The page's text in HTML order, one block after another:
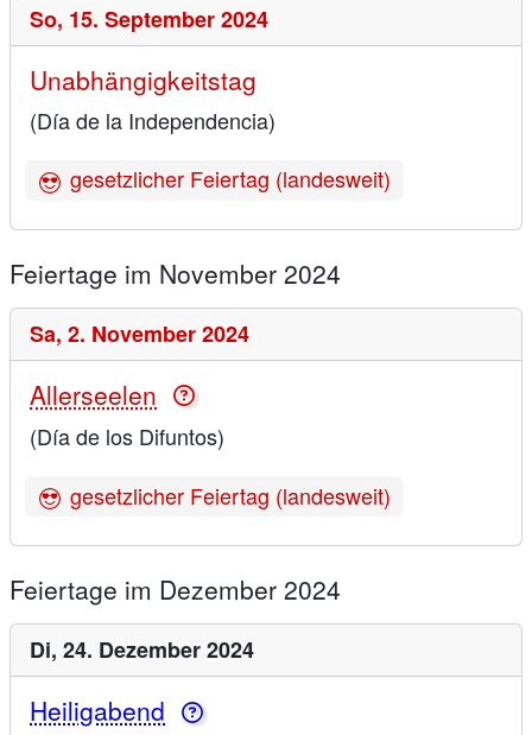
So, 15. September 2024
Unabhängigkeitstag
(Día de la Independencia)
gesetzlicher Feiertag (landesweit)
Feiertage im November 2024
Sa, 2. November 2024
Allerseelen
(Día de los Difuntos)
gesetzlicher Feiertag (landesweit)
Feiertage im Dezember 2024
Di, 24. Dezember 2024
Heiligabend